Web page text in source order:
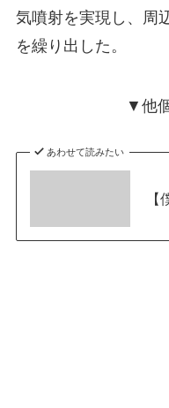
気噴射を実現し、周
を繰り出した。
▼他
あわせて読みたい